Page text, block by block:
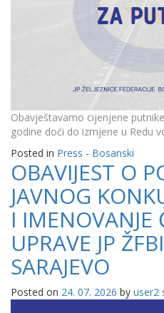
Obavještavamo cijenjene
godine doći do izmjene u Redu
Posted in Press - Bosanski
OBAVIJEST O
JAVNOG
I IMENOVANJE
UPRAVE JP
SARAJEVO
Posted on 24. 07. 2026 by user2